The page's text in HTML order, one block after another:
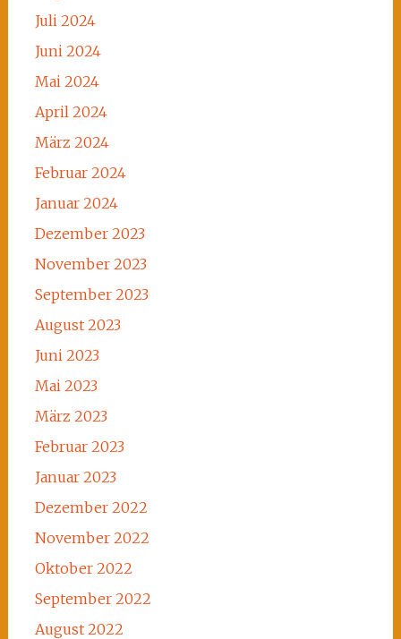
Juli 2024
Juni 2024
Mai 2024
April 2024
März 2024
Februar 2024
Januar 2024
Dezember 2023
November 2023
September 2023
August 2023
Juni 2023
Mai 2023
März 2023
Februar 2023
Januar 2023
Dezember 2022
November 2022
Oktober 2022
September 2022
August 2022